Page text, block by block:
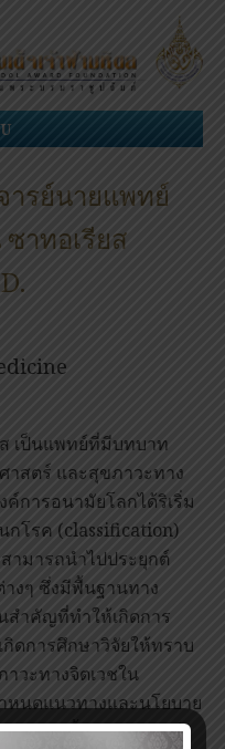
ารย์นายแพทย์
าทอเรียส
เป็นแพทย์ที่มีบทบาท
าสตร์ และสุขภาวะทาง
การอนามัยโลกได้ริเริ่ม
กโรค (classification)
ามารถนำไปประยุกต์
างๆ ซึ่งมีพื้นฐานทาง
สำคัญที่ทำให้เกิดการ
ดการศึกษาวิจัยให้ทราบ
วะทางจิตเวชใน
หนดแนวทางและนโยบาย
อกจากนี้ศาสตราจารย์